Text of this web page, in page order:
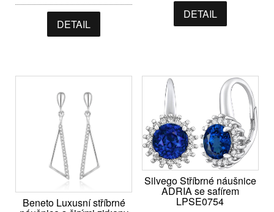
DETAIL
DETAIL
Beneto Luxusní stříbrné
Silvego Stříbrné náušnice
ADRIA se safírem
LPSE0754